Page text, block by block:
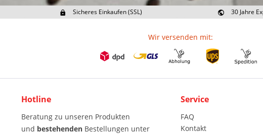
Sicheres Einkaufen (SSL)
30 Jahre
Wir versenden mit:
Hotline
Beratung zu unseren Produkten
und bestehenden Bestellungen unter
Service
FAQ
Kontakt